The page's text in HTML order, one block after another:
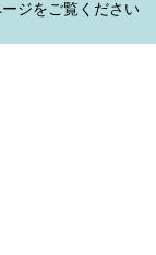
ジをご覧ください